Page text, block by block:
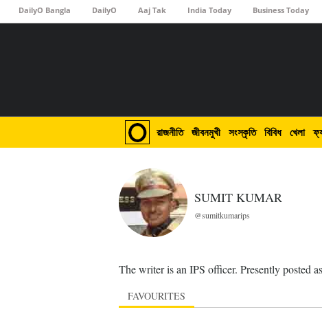
DailyO Bangla DailyO Aaj Tak India Today Business Today
রাজনীতি জীবনমুখী সংস্কৃতি বিবিধ খেলা
SUMIT KUMAR
@sumitkumarips
The writer is an IPS officer. Presently posted
FAVOURITES